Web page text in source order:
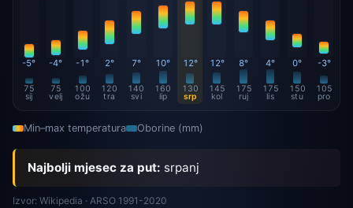
-5°
75
sij
-4°
75
velj
-1°
100
ožu
2°
120
tra
7°
140
svi
10°
160
lip
12°
130
srp
12°
145
kol
8°
175
ruj
4°
175
lis
0°
150
stu
-3°
105
pro
Min–max temperatura Oborine (mm)
Najbolji mjesec za put: srpanj
Izvor: Wikipedia · ARSO 1991-2020